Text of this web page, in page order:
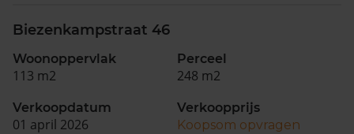
Biezenkampstraat 46
Woonoppervlak
113 m2
Perceel
248 m2
Verkoopdatum
01 april 2026
Verkoopprijs
Koopsom opvragen